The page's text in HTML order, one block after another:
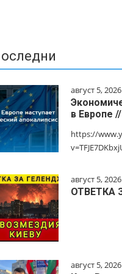
август 5, 2026
в Европе
https://
август 5, 2026
ОТВЕТКА
август 5, 2026